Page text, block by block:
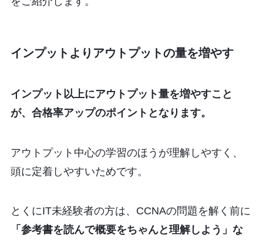
インプットよりアウトプットの量を増やす
インプット以上にアウトプット量を増やすこと
が、合格率アップのポイントとなります。
アウトプット中心の学習のほうが理解しやすく、
頭に定着しやすいためです。
とくにIT未経験者の方は、CCNAの問題を解く前に
「参考書を読んで概要をちゃんと理解しよう」な